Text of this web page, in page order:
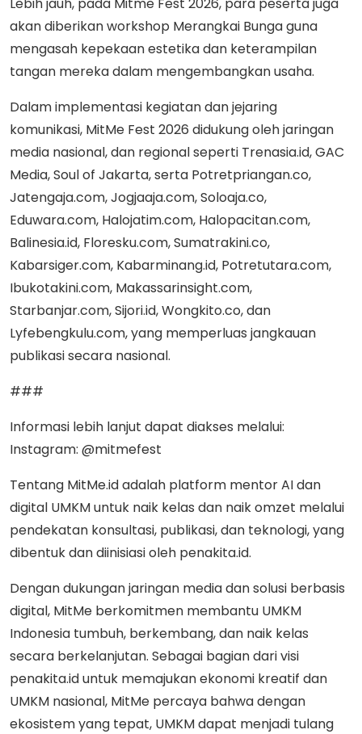
akan diberikan workshop Merangkai Bunga guna
mengasah kepekaan estetika dan keterampilan
tangan mereka dalam mengembangkan usaha.
Dalam implementasi kegiatan dan jejaring
komunikasi, MitMe Fest 2026 didukung oleh jaringan
media nasional, dan regional seperti Trenasia.id, GAC
Media, Soul of Jakarta, serta Potretpriangan.co,
Jatengaja.com, Jogjaaja.com, Soloaja.co,
Eduwara.com, Halojatim.com, Halopacitan.com,
Balinesia.id, Floresku.com, Sumatrakini.co,
Kabarsiger.com, Kabarminang.id, Potretutara.com,
Ibukotakini.com, Makassarinsight.com,
Starbanjar.com, Sijori.id, Wongkito.co, dan
Lyfebengkulu.com, yang memperluas jangkauan
publikasi secara nasional.
###
Informasi lebih lanjut dapat diakses melalui:
Instagram: @mitmefest
Tentang MitMe.id adalah platform mentor AI dan
digital UMKM untuk naik kelas dan naik omzet melalui
pendekatan konsultasi, publikasi, dan teknologi, yang
dibentuk dan diinisiasi oleh penakita.id.
Dengan dukungan jaringan media dan solusi berbasis
digital, MitMe berkomitmen membantu UMKM
Indonesia tumbuh, berkembang, dan naik kelas
secara berkelanjutan. Sebagai bagian dari visi
penakita.id untuk memajukan ekonomi kreatif dan
UMKM nasional, MitMe percaya bahwa dengan
ekosistem yang tepat, UMKM dapat menjadi tulang